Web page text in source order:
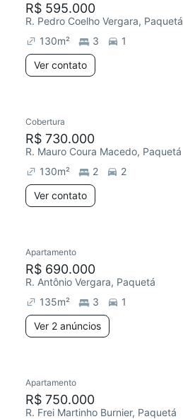
R$ 595.000
R. Pedro Coelho Vergara, Paquetá
130m² 3
1
Ver contato
Cobertura
R$ 730.000
R. Mauro Coura Macedo, Paquetá
130m² 2
2
Ver contato
Apartamento
R$ 690.000
R. Antônio Vergara, Paquetá
135m² 3
1
Ver 2 anúncios
Apartamento
R$ 750.000
R. Frei Martinho Burnier, Paquetá